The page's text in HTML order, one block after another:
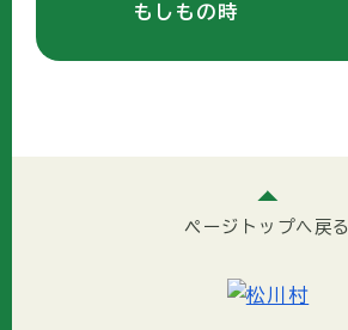
もしもの時
ページトップへ戻る